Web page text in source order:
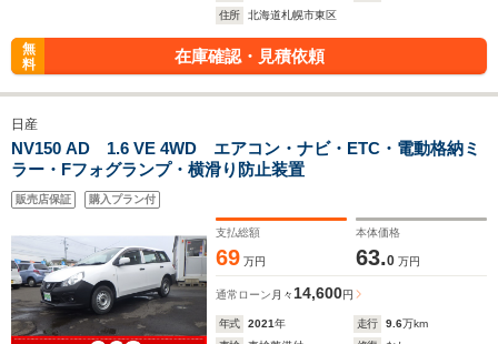
住所
北海道札幌市東区
無
料
在庫確認・見積依頼
日産
NV150 AD 1.6 VE 4WD エアコン・ナビ・ETC・電動格納ミ
ラー・Fフォグランプ・横滑り防止装置
販売店保証 購入プラン付
支払総額
69 万円
本体価格
63.0 万円
通常ローン 月々 14,600円
年式 2021年 走行 9.6万km